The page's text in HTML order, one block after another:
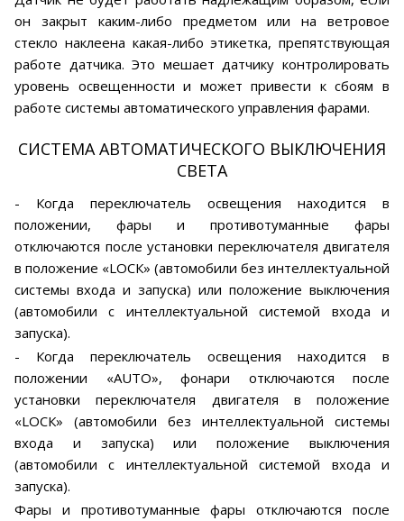
он закрыт каким-либо предметом или на ветровое
стекло наклеена какая-либо этикетка, препятствующая
работе датчика. Это мешает датчику контролировать
уровень освещенности и может привести к сбоям в
работе системы автоматического управления фарами.
СИСТЕМА АВТОМАТИЧЕСКОГО ВЫКЛЮЧЕНИЯ
СВЕТА
- Когда переключатель освещения находится в
положении, фары и противотуманные фары
отключаются после установки переключателя двигателя
в положение «LOСК» (автомобили без интеллектуальной
системы входа и запуска) или положение выключения
(автомобили с интеллектуальной системой входа и
запуска).
- Когда переключатель освещения находится в
положении «AUTO», фонари отключаются после
установки переключателя двигателя в положение
«LOСК» (автомобили без интеллектуальной системы
входа и запуска) или положение выключения
(автомобили с интеллектуальной системой входа и
запуска).
Фары и противотуманные фары отключаются после